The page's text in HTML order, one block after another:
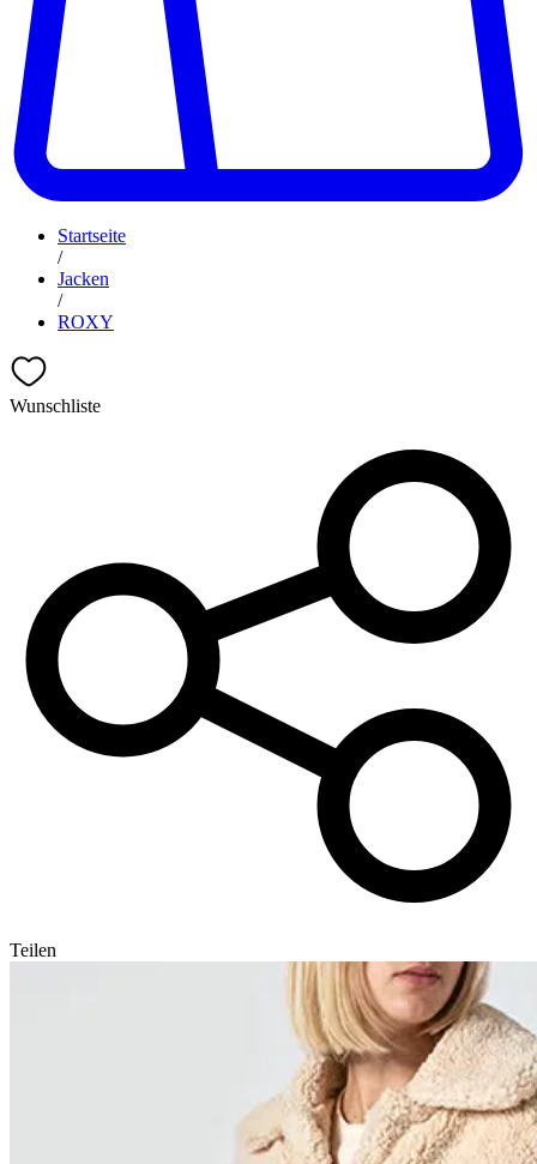
Startseite
/
Jacken
/
ROXY
Wunschliste
Teilen